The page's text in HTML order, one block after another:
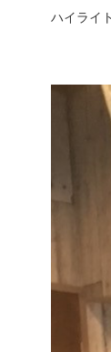
ハイライ